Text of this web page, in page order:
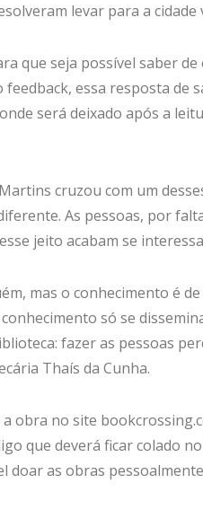
levar para a cidade
que seja possível saber
essa resposta de
será deixado após a
cruzou com um
As pessoas, por
jeito acabam se
mas o conhecimento é
só se
fazer as pessoas
Thaís da Cunha.
obra no site
que deverá ficar colado
doar as obras